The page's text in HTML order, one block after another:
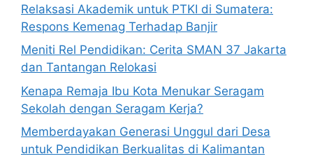
Relaksasi Akademik untuk PTKI di Sumatera:
Respons Kemenag Terhadap Banjir
Meniti Rel Pendidikan: Cerita SMAN 37 Jakarta
dan Tantangan Relokasi
Kenapa Remaja Ibu Kota Menukar Seragam
Sekolah dengan Seragam Kerja?
Memberdayakan Generasi Unggul dari Desa
untuk Pendidikan Berkualitas di Kalimantan